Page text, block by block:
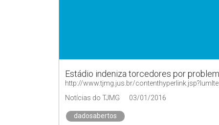
Estádio indeniza torcedores por
http://www.tjmg.jus.br/
Notícias do TJMG
03/01/2016
dadosabertos